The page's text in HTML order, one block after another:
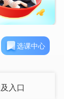
选课中心
入口